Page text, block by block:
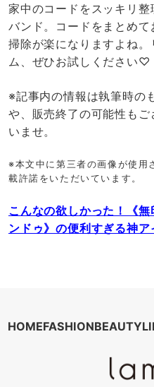
家中のコードをスッキリ
バンド。コードをまとめて
掃除が楽になりますよね
ム、ぜひお試しください♡
※記事内の情報は執筆時の
や、販売終了の可能性も
いませ。
※本文中に第三者の画像が使用
載許諾をいただいています。
こんなの欲しかった！《
ンドゥ》の便利すぎる神
HOMEFASHIONBEAUTY